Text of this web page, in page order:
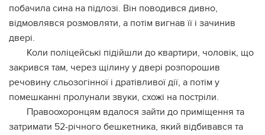
побачила сина на підлозі. Він поводився дивно,
відмовлявся розмовляти, а потім вигнав її і зачинив
двері.
Коли поліцейські підійшли до квартири, чоловік, що
закрився там, через щілину у двері розпорошив
речовину сльозогінної і дратівливої дії, а потім у
помешканні пролунали звуки, схожі на постріли.
Правоохоронцям вдалося зайти до приміщення та
затримати 52-річного бешкетника, який відбивався та